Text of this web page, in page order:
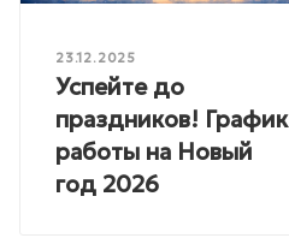
23.12.2025
Успейте до
праздников! График
работы на Новый
год 2026